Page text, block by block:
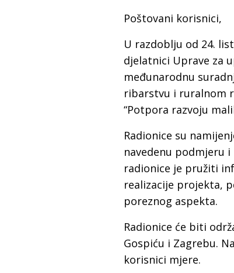
Poštovani korisnici,
U razdoblju od 24.
djelatnici Uprave za
međunarodnu
ribarstvu i ruralnom
“Potpora razvoju
Radionice su
navedenu podmjeru
radionice je pružiti
realizacije projekta,
poreznog aspekta.
Radionice će biti
Gospiću i Zagrebu.
korisnici mjere.